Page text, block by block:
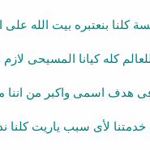
كلنا بنعتبره بيت الله على
كله كيانا المسيحى لازم
فى هدف اسمى واكبر من
لأى سبب ياريت كلنا